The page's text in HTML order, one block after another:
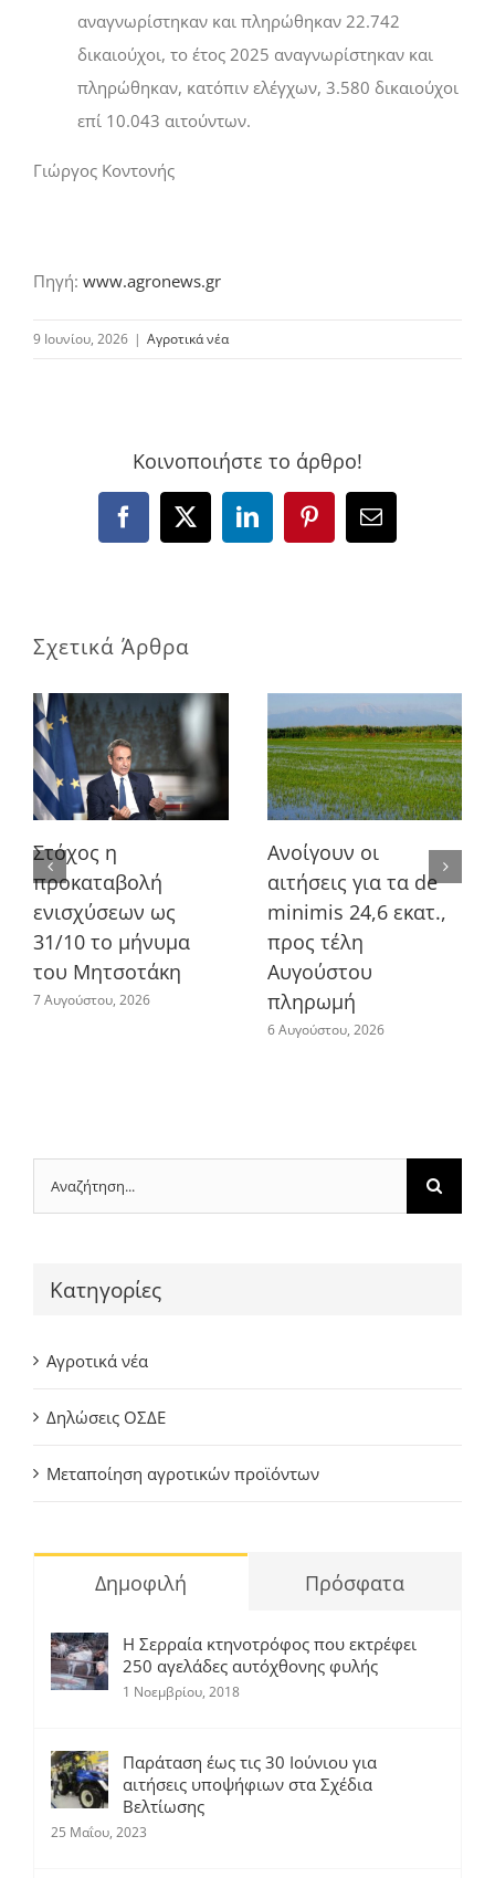
αναγνωρίστηκαν και πληρώθηκαν 22.742
δικαιούχοι, το έτος 2025 αναγνωρίστηκαν και
πληρώθηκαν, κατόπιν ελέγχων, 3.580 δικαιούχοι
επί 10.043 αιτούντων.
Γιώργος Κοντονής
Πηγή: www.agronews.gr
9 Ιουνίου, 2026 | Αγροτικά νέα
Κοινοποιήστε το άρθρο!
Facebook
X LinkedInPinterestEmail
Σχετικά Άρθρα
Στόχος η
προκαταβολή
ενισχύσεων ως
31/10 το μήνυμα
του Μητσοτάκη
7 Αυγούστου, 2026
Ανοίγουν οι
αιτήσεις για τα de
minimis 24,6 εκατ.,
προς τέλη
Αυγούστου
πληρωμή
6 Αυγούστου, 2026
Αναζήτηση
για:
Kατηγορίες
Αγροτικά νέα
Δηλώσεις ΟΣΔΕ
Μεταποίηση αγροτικών προϊόντων
Δημοφιλή Πρόσφατα
Η Σερραία κτηνοτρόφος που εκτρέφει
250 αγελάδες αυτόχθονης φυλής
1 Νοεμβρίου, 2018
Παράταση έως τις 30 Ιούνιου για
αιτήσεις υποψήφιων στα Σχέδια
Βελτίωσης
25 Μαΐου, 2023